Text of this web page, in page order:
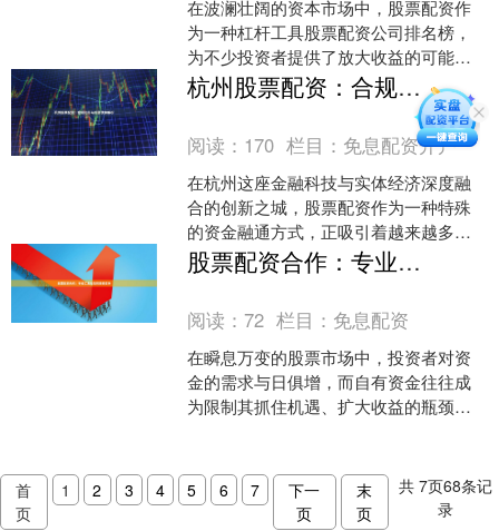
在波澜壮阔的资本市场中，股票配资作
为一种杠杆工具股票配资公司排名榜，
为不少投资者提供了放大收益的可能
性。然而，伴随着机遇而来的，往往是
资金安全无保障、费率暗藏玄....
杭州股票配资：合规杠杆与低息优势解析
阅读： 170 栏目： 免息配资开户
在杭州这座金融科技与实体经济深度融
合的创新之城，股票配资作为一种特殊
的资金融通方式，正吸引着越来越多投
资者的目光。然而股票配资基本知识，
在追求收益的同时，如何确....
股票配资合作：专业工具与风控策略支持
阅读：72 栏目： 免息配资
在瞬息万变的股票市场中，投资者对资
金的需求与日俱增，而自有资金往往成
为限制其抓住机遇、扩大收益的瓶颈。
首
页
1 2 3 4 5 6 7
下一
页
末
页
共7页68条记
录